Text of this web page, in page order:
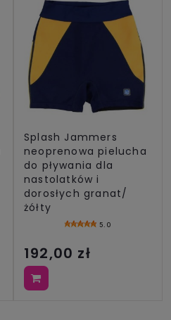
Splash Jammers
neoprenowa pielucha
do pływania dla
nastolatków i
dorosłych granat/
żółty
5.0
192,00 zł